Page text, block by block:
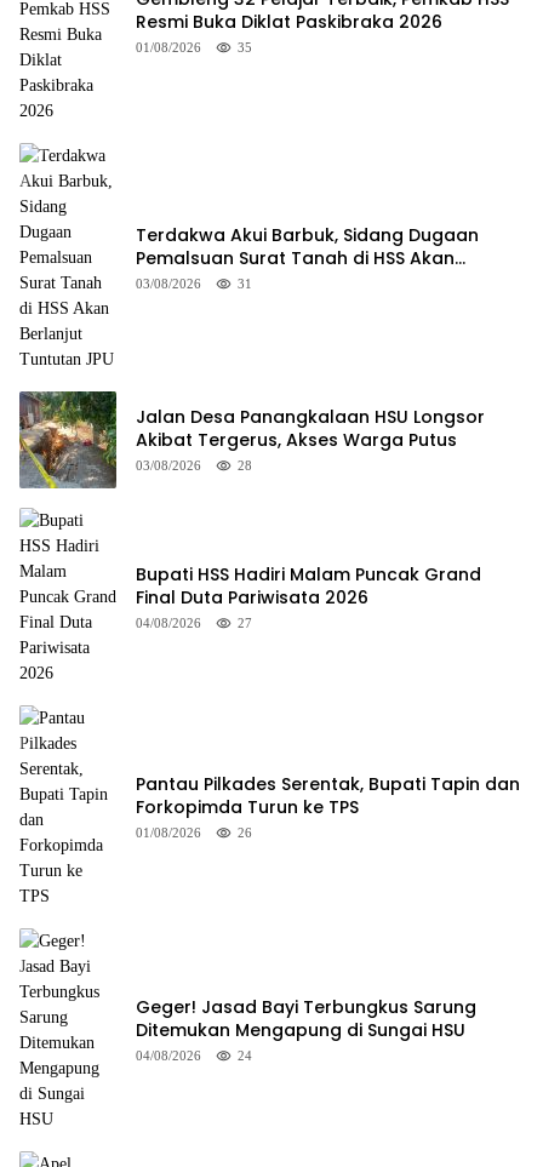
Resmi Buka Diklat Paskibraka 2026
01/08/2026 35
Terdakwa Akui Barbuk, Sidang Dugaan
Pemalsuan Surat Tanah di HSS Akan
Berlanjut Tuntutan JPU
03/08/2026 31
Jalan Desa Panangkalaan HSU Longsor
Akibat Tergerus, Akses Warga Putus
03/08/2026 28
Bupati HSS Hadiri Malam Puncak Grand
Final Duta Pariwisata 2026
04/08/2026 27
Pantau Pilkades Serentak, Bupati Tapin dan
Forkopimda Turun ke TPS
01/08/2026 26
Geger! Jasad Bayi Terbungkus Sarung
Ditemukan Mengapung di Sungai HSU
04/08/2026 24